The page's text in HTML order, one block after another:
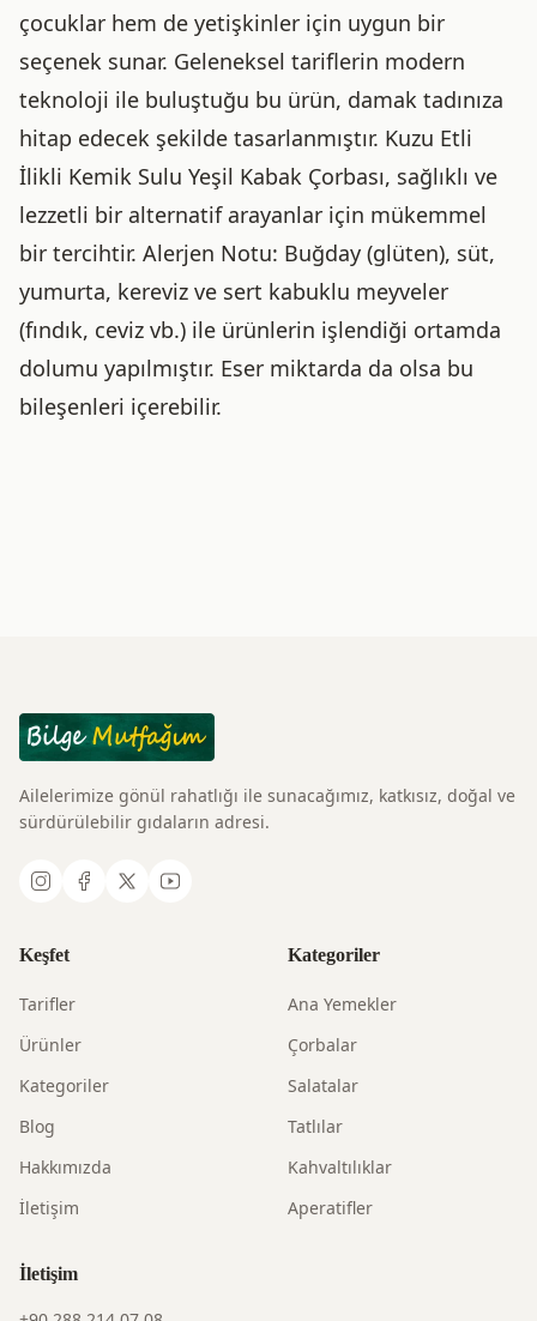
çocuklar hem de yetişkinler için uygun bir
seçenek sunar. Geleneksel tariflerin modern
teknoloji ile buluştuğu bu ürün, damak tadınıza
hitap edecek şekilde tasarlanmıştır. Kuzu Etli
İlikli Kemik Sulu Yeşil Kabak Çorbası, sağlıklı ve
lezzetli bir alternatif arayanlar için mükemmel
bir tercihtir. Alerjen Notu: Buğday (glüten), süt,
yumurta, kereviz ve sert kabuklu meyveler
(fındık, ceviz vb.) ile ürünlerin işlendiği ortamda
dolumu yapılmıştır. Eser miktarda da olsa bu
bileşenleri içerebilir.
Ailelerimize gönül rahatlığı ile sunacağımız, katkısız, doğal ve
sürdürülebilir gıdaların adresi.
Keşfet
Tarifler
Ürünler
Kategoriler
Blog
Hakkımızda
İletişim
Kategoriler
Ana Yemekler
Çorbalar
Salatalar
Tatlılar
Kahvaltılıklar
Aperatifler
İletişim